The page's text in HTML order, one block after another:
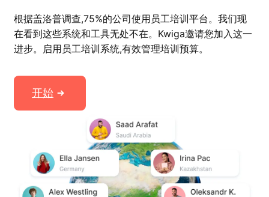
根据盖洛普调查,75%的公司使用员工培训平台。我们现
在看到这些系统和工具无处不在。Kwiga邀请您加入这一
进步。启用员工培训系统,有效管理培训预算。
开始